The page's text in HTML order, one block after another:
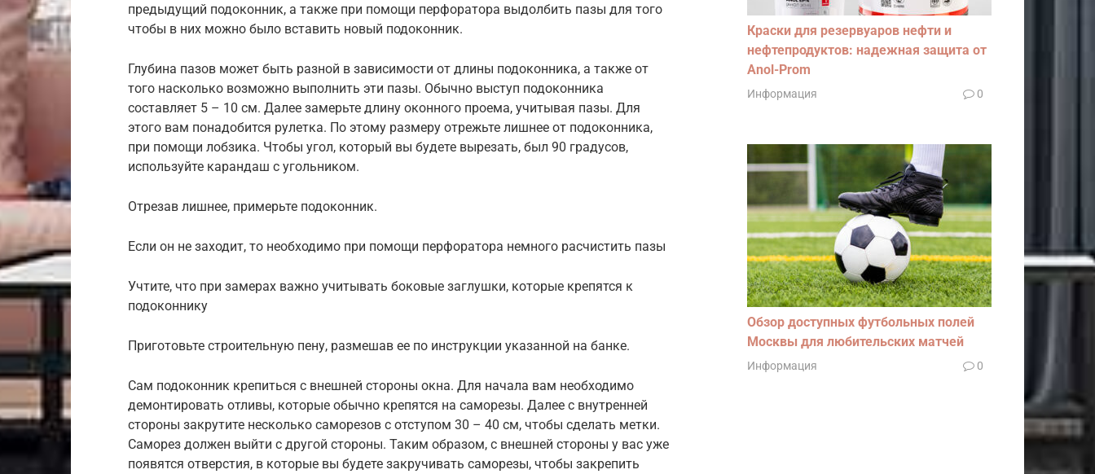
предыдущий подоконник, а также при помощи перфоратора выдолбить пазы для того
чтобы в них можно было вставить новый подоконник.
Глубина пазов может быть разной в зависимости от длины подоконника, а также от
того насколько возможно выполнить эти пазы. Обычно выступ подоконника
составляет 5 – 10 см. Далее замерьте длину оконного проема, учитывая пазы. Для
этого вам понадобится рулетка. По этому размеру отрежьте лишнее от подоконника,
при помощи лобзика. Чтобы угол, который вы будете вырезать, был 90 градусов,
используйте карандаш с угольником.
Отрезав лишнее, примерьте подоконник.
Если он не заходит, то необходимо при помощи перфоратора немного расчистить пазы
Учтите, что при замерах важно учитывать боковые заглушки, которые крепятся к
подоконнику
Приготовьте строительную пену, размешав ее по инструкции указанной на банке.
Сам подоконник крепиться с внешней стороны окна. Для начала вам необходимо
демонтировать отливы, которые обычно крепятся на саморезы. Далее с внутренней
стороны закрутите несколько саморезов с отступом 30 – 40 см, чтобы сделать метки.
Саморез должен выйти с другой стороны. Таким образом, с внешней стороны у вас уже
появятся отверстия, в которые вы будете закручивать саморезы, чтобы закрепить
Краски для резервуаров нефти и
нефтепродуктов: надежная защита от
Anol-Prom
Информация 0
Обзор доступных футбольных полей
Москвы для любительских матчей
Информация 0